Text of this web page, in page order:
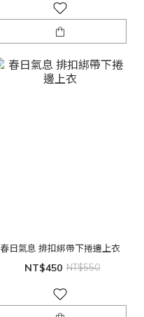
春日氣息 排扣綁帶下捲邊上衣
NT$450 NT$550